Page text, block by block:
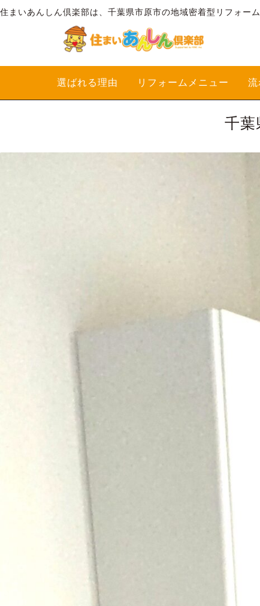
住まいあんしん倶楽部は、千葉県市原市の地域密着型リフォー
選ばれる理由 リフォームメニュー 流
千